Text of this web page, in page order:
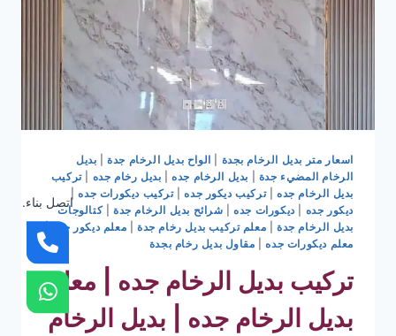
اسعار متر بديل الرخام بجدة الواح بديل الرخام جدة| بديل
الرخام المضيء جدة
بديل الرخام جده| بديل رخام جده |تركيب
بديل الرخام جده|تركيب ديكور جده|تركيب ديكورات جده|
ديكور جده
ديكورات جده| شرائح بديل الرخام جدة |كتالوجات
بديل الرخام جدة| معلم تركيب بديل رخام جدة معلم ديكور جده|
معلم ديكورات جده| مقاول بديل رخام بجدة
تركيب بديل الرخام جده | معلم
بديل الرخام جده | بديل الرخام
اتصل بناء.